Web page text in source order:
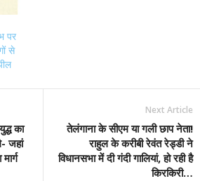
पर
से
का
जहां
Next Article
तेलंगाना के सीएम या गली छाप नेता!
राहुल के करीबी रेवंत रेड्डी ने
विधानसभा में दी गंदी गालियां, हो रही है
किरकिरी…